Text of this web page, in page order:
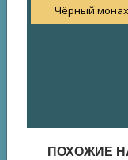
Чёрный монах
ПОХОЖИЕ